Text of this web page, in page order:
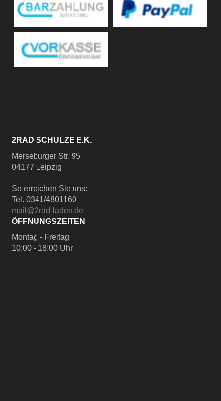
2RAD SCHULZE E.K.
Merseburger Str. 95
04177 Leipzig
So erreichen Sie uns:
Tel. 0341/4801160
mail@2rad-laden.de
ÖFFNUNGSZEITEN
Montag - Freitag
10:00 - 18:00 Uhr